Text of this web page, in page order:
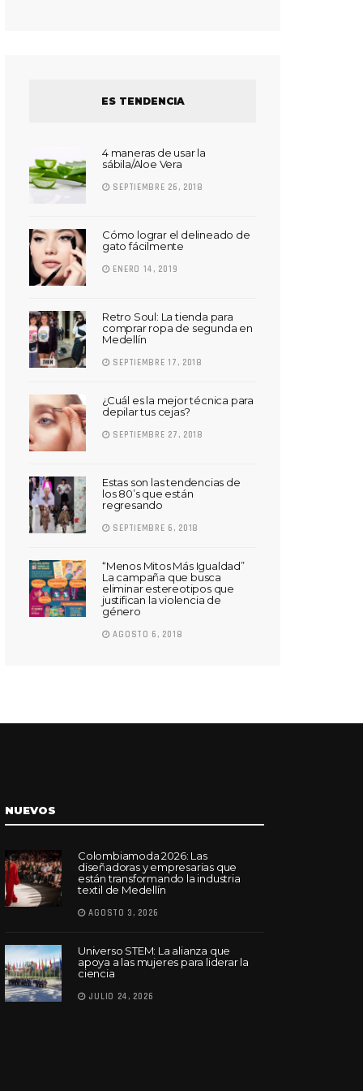
ES TENDENCIA
4 maneras de usar la
sábila/Aloe Vera
SEPTIEMBRE 26, 2018
Cómo lograr el delineado de
gato fácilmente
ENERO 14, 2019
Retro Soul: La tienda para
comprar ropa de segunda en
Medellín
SEPTIEMBRE 17, 2018
¿Cuál es la mejor técnica para
depilar tus cejas?
SEPTIEMBRE 27, 2018
Estas son las tendencias de
los 80’s que están
regresando
SEPTIEMBRE 6, 2018
“Menos Mitos Más Igualdad”
La campaña que busca
eliminar estereotipos que
justifican la violencia de
género
AGOSTO 6, 2018
NUEVOS
Colombiamoda 2026: Las
diseñadoras y empresarias que
están transformando la industria
textil de Medellín
AGOSTO 3, 2026
Universo STEM: La alianza que
apoya a las mujeres para liderar la
ciencia
JULIO 24, 2026